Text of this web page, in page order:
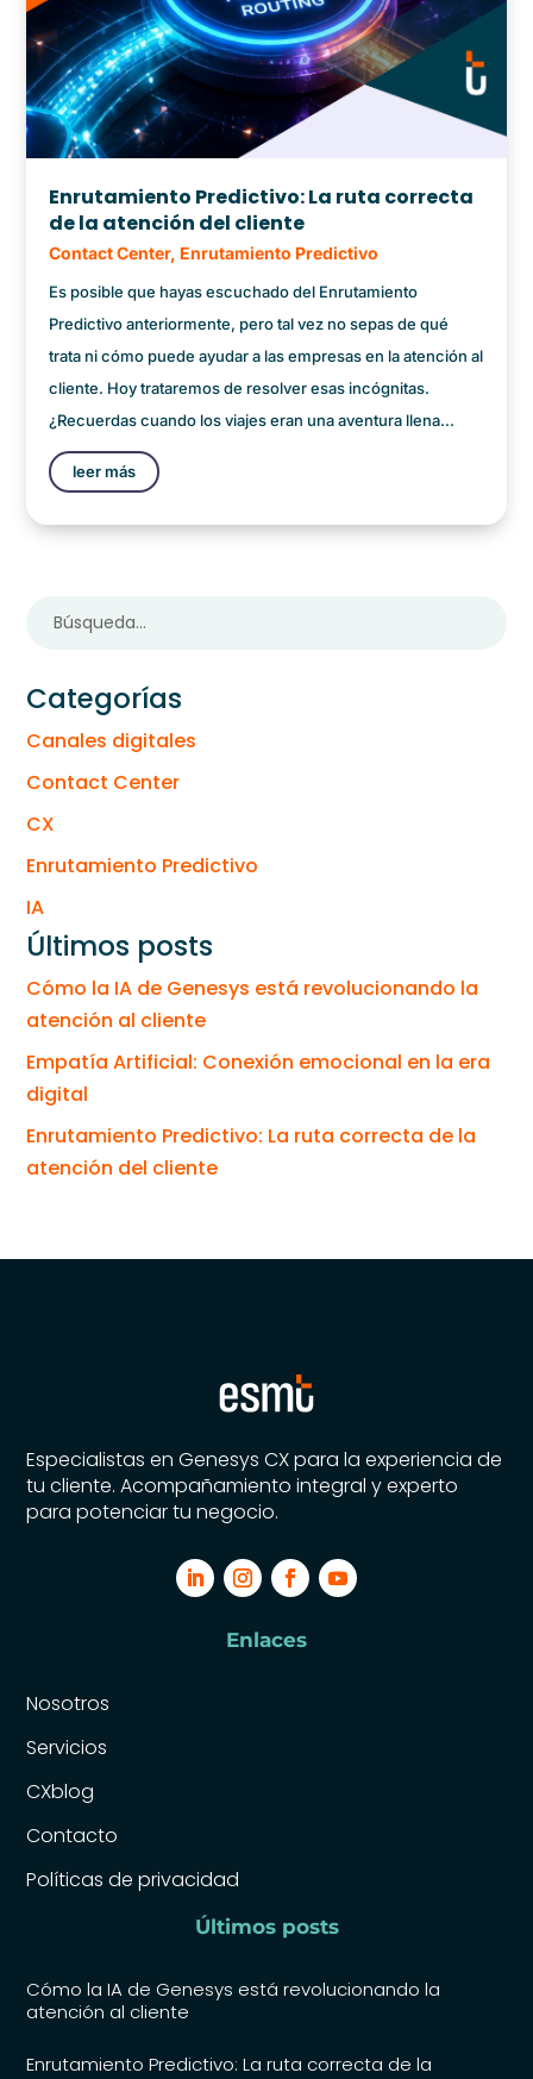
Enrutamiento Predictivo: La ruta correcta
de la atención del cliente
Contact Center, Enrutamiento Predictivo
Es posible que hayas escuchado del Enrutamiento
Predictivo anteriormente, pero tal vez no sepas de qué
trata ni cómo puede ayudar a las empresas en la atención al
cliente. Hoy trataremos de resolver esas incógnitas.
¿Recuerdas cuando los viajes eran una aventura llena...
leer más
Categorías
Canales digitales
Contact Center
CX
Enrutamiento Predictivo
IA
Últimos posts
Cómo la IA de Genesys está revolucionando la
atención al cliente
Empatía Artificial: Conexión emocional en la era
digital
Enrutamiento Predictivo: La ruta correcta de la
atención del cliente
Especialistas en Genesys CX para la experiencia de
tu cliente. Acompañamiento integral y experto
para potenciar tu negocio.
Enlaces
Nosotros
Servicios
CXblog
Contacto
Políticas de privacidad
Últimos posts
Cómo la IA de Genesys está revolucionando la
atención al cliente
Enrutamiento Predictivo: La ruta correcta de la